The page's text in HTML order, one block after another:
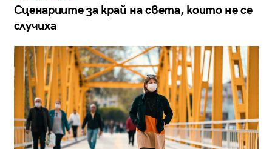
Сценариите за край на света, които не се
случиха